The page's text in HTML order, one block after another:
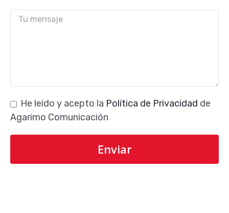
He leído y acepto la Política de Privacidad de
Agarimo Comunicación